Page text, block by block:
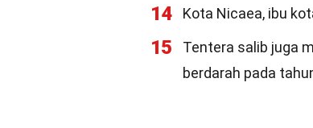
14 Kota Nicaea, ibu
15
Tentera salib juga
berdarah pada